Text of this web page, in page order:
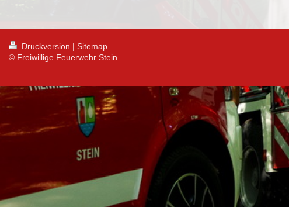
Druckversion | Sitemap
© Freiwillige Feuerwehr Stein